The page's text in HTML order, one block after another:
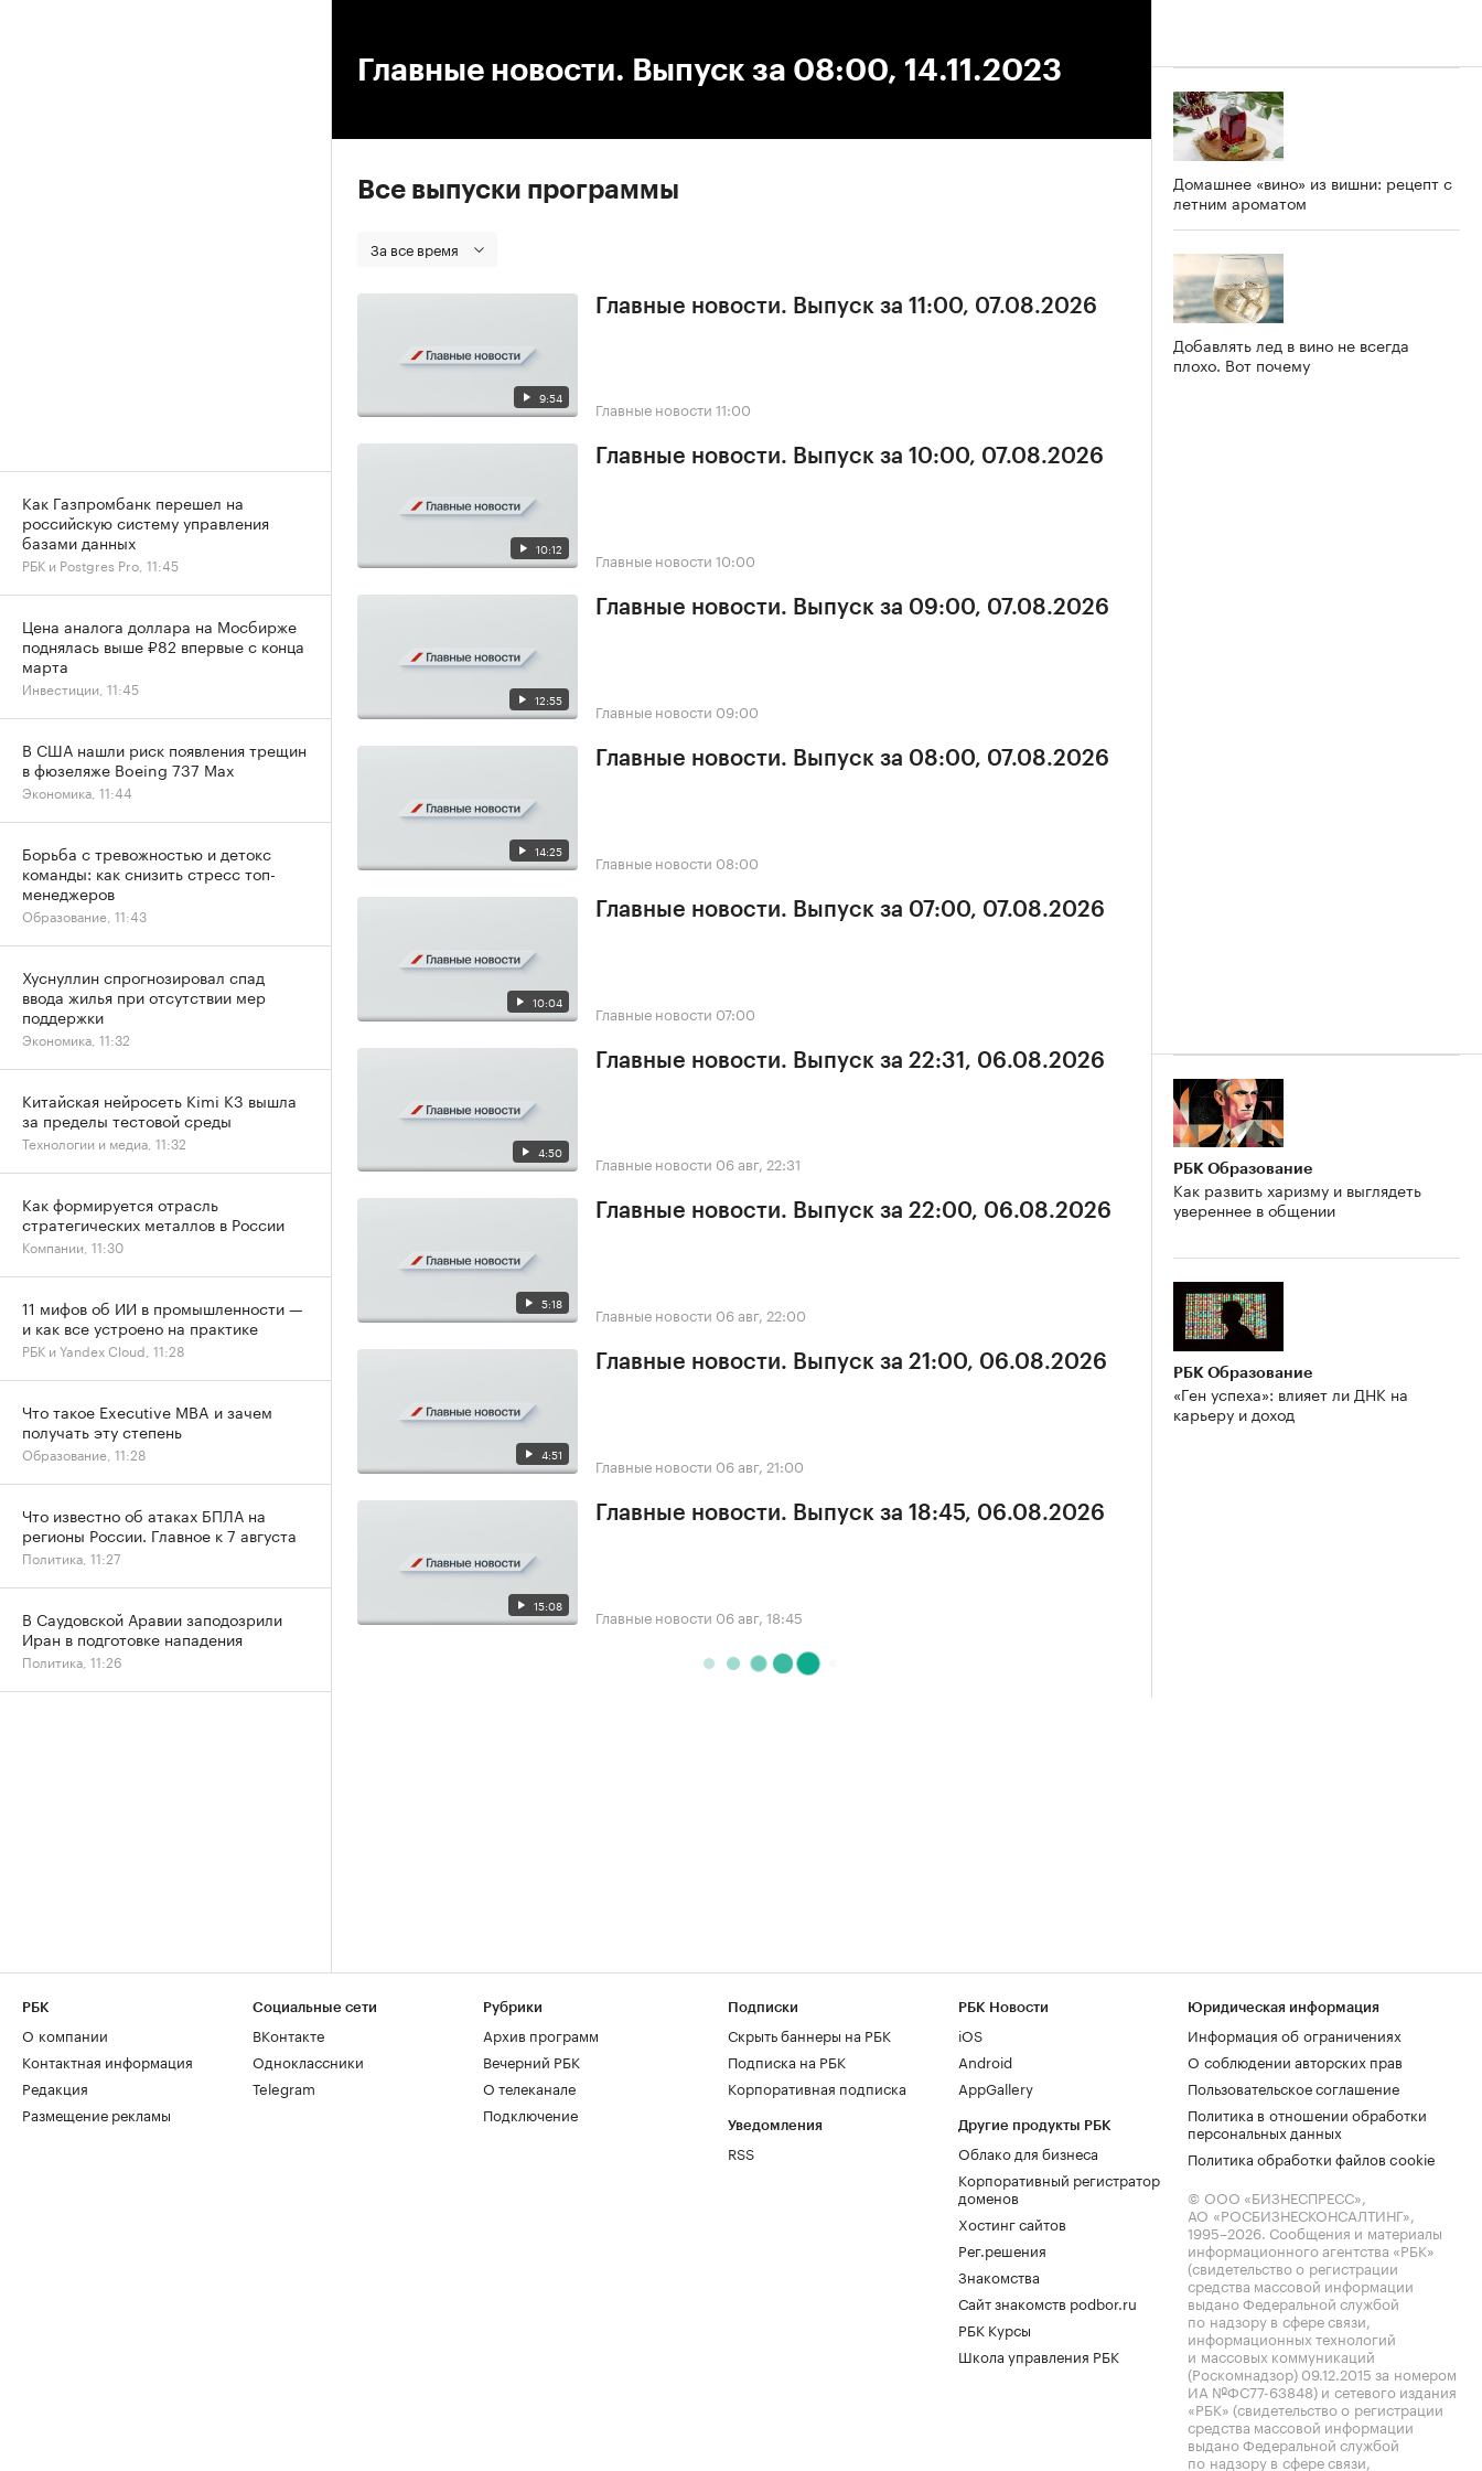
Главные новости. Выпуск за 08:00, 14.11.2023
Все выпуски программы
За все время
9:54
Главные новости. Выпуск за 11:00, 07.08.2026
Главные новости 11:00
10:12
Главные новости. Выпуск за 10:00, 07.08.2026
Главные новости 10:00
12:55
Главные новости. Выпуск за 09:00, 07.08.2026
Главные новости 09:00
14:25
Главные новости. Выпуск за 08:00, 07.08.2026
Главные новости 08:00
10:04
Главные новости. Выпуск за 07:00, 07.08.2026
Главные новости 07:00
4:50
Главные новости. Выпуск за 22:31, 06.08.2026
Главные новости 06 авг, 22:31
5:18
Главные новости. Выпуск за 22:00, 06.08.2026
Главные новости 06 авг, 22:00
4:51
Главные новости. Выпуск за 21:00, 06.08.2026
Главные новости 06 авг, 21:00
15:08
Главные новости. Выпуск за 18:45, 06.08.2026
Главные новости 06 авг, 18:45
Домашнее «вино» из вишни: рецепт с
летним ароматом
Добавлять лед в вино не всегда
плохо. Вот почему
РБК Образование
Как развить харизму и выглядеть
увереннее в общении
РБК Образование
«Ген успеха»: влияет ли ДНК на
карьеру и доход
Как Газпромбанк перешел на
российскую систему управления
базами данных
РБК и Postgres Pro, 11:45
Цена аналога доллара на Мосбирже
поднялась выше ₽82 впервые с конца
марта
Инвестиции, 11:45
В США нашли риск появления трещин
в фюзеляже Boeing 737 Max
Экономика, 11:44
Борьба с тревожностью и детокс
команды: как снизить стресс топ-
менеджеров
Образование, 11:43
Хуснуллин спрогнозировал спад
ввода жилья при отсутствии мер
поддержки
Экономика, 11:32
Китайская нейросеть Kimi K3 вышла
за пределы тестовой среды
Технологии и медиа, 11:32
Как формируется отрасль
стратегических металлов в России
Компании, 11:30
11 мифов об ИИ в промышленности —
и как все устроено на практике
РБК и Yandex Cloud, 11:28
Что такое Executive MBA и зачем
получать эту степень
Образование, 11:28
Что известно об атаках БПЛА на
регионы России. Главное к 7 августа
Политика, 11:27
В Саудовской Аравии заподозрили
Иран в подготовке нападения
Политика, 11:26
РБК
О компании
Контактная информация
Редакция
Размещение рекламы
Социальные сети
ВКонтакте
Одноклассники
Telegram
Рубрики
Архив программ
Вечерний РБК
О телеканале
Подключение
Подписки
Скрыть баннеры на РБК
Подписка на РБК
Корпоративная подписка
Уведомления
RSS
РБК Новости
iOS
Android
AppGallery
Другие продукты РБК
Облако для бизнеса
Корпоративный регистратор
доменов
Хостинг сайтов
Рег.решения
Знакомства
Сайт знакомств podbor.ru
РБК Курсы
Школа управления РБК
Юридическая информация
Информация об ограничениях
О соблюдении авторских прав
Пользовательское соглашение
Политика в отношении обработки
персональных данных
Политика обработки файлов cookie
© ООО «БИЗНЕСПРЕСС»,
АО «РОСБИЗНЕСКОНСАЛТИНГ»,
1995–2026. Сообщения и материалы
информационного агентства «РБК»
(свидетельство о регистрации
средства массовой информации
выдано Федеральной службой
по надзору в сфере связи,
информационных технологий
и массовых коммуникаций
(Роскомнадзор) 09.12.2015 за номером
ИА №ФС77-63848) и сетевого издания
«РБК» (свидетельство о регистрации
средства массовой информации
выдано Федеральной службой
по надзору в сфере связи,